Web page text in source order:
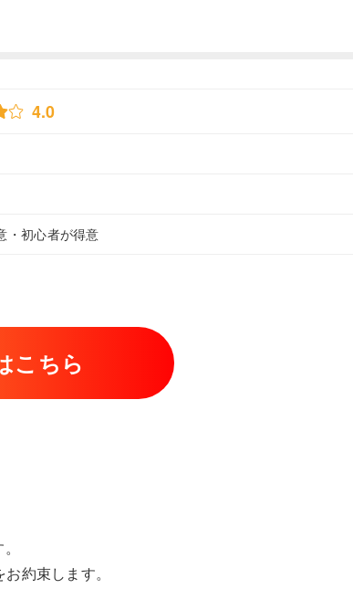
4.0
・初心者が得意
こちら
約束します。